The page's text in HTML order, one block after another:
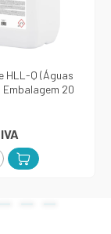
HLL-Q (Águas
Embalagem 20